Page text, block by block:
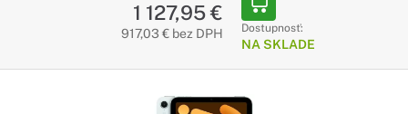
1 127,95 €
917,03 € bez DPH Dostupnosť:
NA SKLADE